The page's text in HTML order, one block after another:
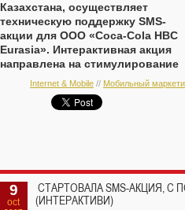
Казахстана, осуществляет
техническую поддержку SMS-
акции для ООО «Coca-Cola HBC
Eurasia». Интерактивная акция
направлена на стимулирование
продаж энергетического напитка
Burn и проходит среди
распространителей продукта на
Internet & Mobile // Мобильный
9
oct
СТАРТОВАЛА SMS-АКЦИЯ,
(ИНТЕРАКТИВИ)